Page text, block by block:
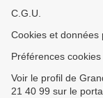
C.G.U.
Cookies et données
Préférences cookies
Voir le profil de
21 40 99 sur le